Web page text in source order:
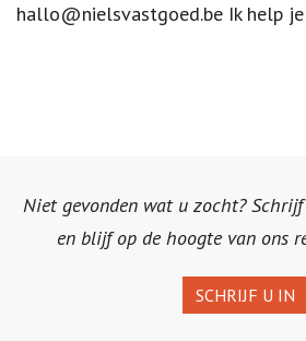
hallo@nielsvastgoed.be Ik help
Niet gevonden wat u zocht?
en blijf op de hoogte van ons
SCHRIJF U IN